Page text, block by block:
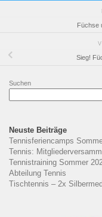
Füchse
Sieg!
Suchen
Neuste Beiträge
Tennisferiencamps
Tennis:
Tennistraining Sommer
Abteilung Tennis
Tischtennis – 2x